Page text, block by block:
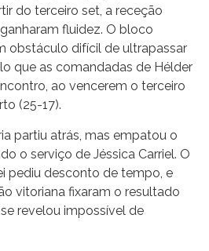
do terceiro set, a receção
fluidez. O bloco
obstáculo difícil de ultrapassar
que as comandadas de Hélder
ao vencerem o terceiro
(25-17).
partiu atrás, mas empatou o
o serviço de Jéssica Carriel. O
pediu desconto de tempo, e
vitoriana fixaram o resultado
revelou impossível de